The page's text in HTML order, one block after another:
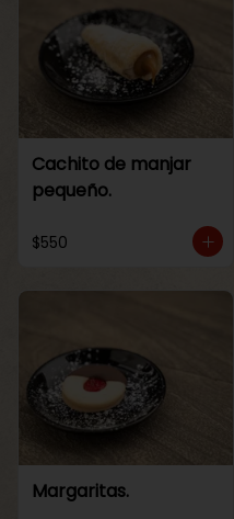
Cachito de manjar
pequeño.
$550
Margaritas.